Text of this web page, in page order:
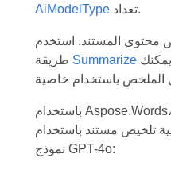
AiModelType
تعداد.
محتوى المستند. استخدم
Summarizeلإنشاء ملخص للمستند الخاص بك. يمكنك
باستخدام Aspose.Words، يكون تنفيذ تلخيص المستندات أمرا
تلخيص مستند باستخدام
نموذج GPT-4o: